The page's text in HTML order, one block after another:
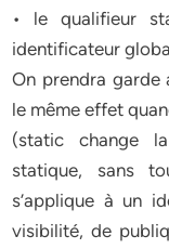
• le qualifieur
identificateur
On prendra garde
le même effet
(static change
statique, sans
s’applique à un
visibilité, de